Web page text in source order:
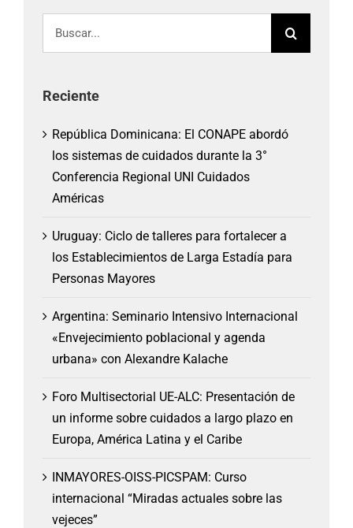
Reciente
República Dominicana: El CONAPE abordó
los sistemas de cuidados durante la 3°
Conferencia Regional UNI Cuidados
Américas
Uruguay: Ciclo de talleres para fortalecer a
los Establecimientos de Larga Estadía para
Personas Mayores
Argentina: Seminario Intensivo Internacional
«Envejecimiento poblacional y agenda
urbana» con Alexandre Kalache
Foro Multisectorial UE-ALC: Presentación de
un informe sobre cuidados a largo plazo en
Europa, América Latina y el Caribe
INMAYORES-OISS-PICSPAM: Curso
internacional “Miradas actuales sobre las
vejeces”